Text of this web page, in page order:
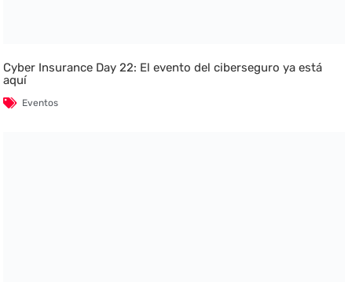
Cyber Insurance Day 22: El evento del ciberseguro ya está
aquí
Eventos